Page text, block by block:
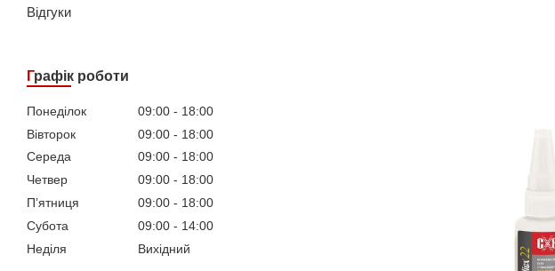
Відгуки
Графік роботи
Понеділок 09:00
18:00
Вівторок
09:00
18:00
Середа
09:00
18:00
Четвер
09:00
18:00
Пʼятниця
09:00
18:00
Субота
09:00
14:00
Неділя
Вихідний